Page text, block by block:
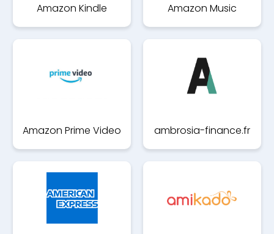
Amazon Kindle Amazon Music
Amazon Prime Video ambrosia-finance.fr